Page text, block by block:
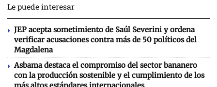
Le puede interesar
JEP acepta sometimiento de Saúl Severini y ordena
verificar acusaciones contra más de 50 políticos del
Magdalena
Asbama destaca el compromiso del sector bananero
con la producción sostenible y el cumplimiento de los
más altos estándares internacionales